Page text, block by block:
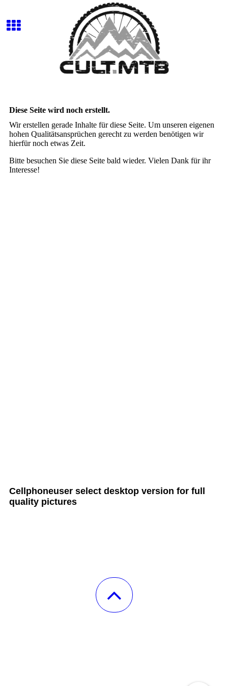
Diese Seite wird noch erstellt.
Wir erstellen gerade Inhalte für diese Seite. Um unseren eigenen
hohen Qualitätsansprüchen gerecht zu werden benötigen wir
hierfür noch etwas Zeit.
Bitte besuchen Sie diese Seite bald wieder. Vielen Dank für ihr
Interesse!
Cellphoneuser select desktop version for full
quality pictures